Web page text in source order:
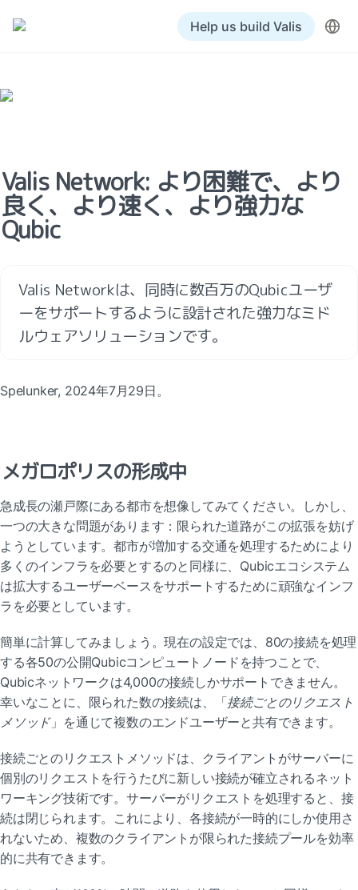
Help us build Valis
Valis Network: より困難で、より
良く、より速く、より強力な
Qubic
Valis Networkは、同時に数百万のQubicユーザ
ーをサポートするように設計された強力なミド
ルウェアソリューションです。
Spelunker, 2024年7月29日。
メガロポリスの形成中
急成長の瀬戸際にある都市を想像してみてください。しかし、
一つの大きな問題があります：限られた道路がこの拡張を妨げ
ようとしています。都市が増加する交通を処理するためにより
多くのインフラを必要とするのと同様に、Qubicエコシステム
は拡大するユーザーベースをサポートするために頑強なインフ
ラを必要としています。
簡単に計算してみましょう。現在の設定では、80の接続を処理
する各50の公開Qubicコンピュートノードを持つことで、
Qubicネットワークは4,000の接続しかサポートできません。
幸いなことに、限られた数の接続は、「接続ごとのリクエスト
メソッド」を通じて複数のエンドユーザーと共有できます。
接続ごとのリクエストメソッドは、クライアントがサーバーに
個別のリクエストを行うたびに新しい接続が確立されるネット
ワーキング技術です。サーバーがリクエストを処理すると、接
続は閉じられます。これにより、各接続が一時的にしか使用さ
れないため、複数のクライアントが限られた接続プールを効率
的に共有できます。